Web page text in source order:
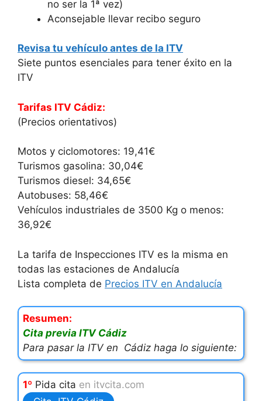
no ser la 1ª vez)
Aconsejable llevar recibo seguro
Revisa tu vehículo antes de la ITV
Siete puntos esenciales para tener éxito en la
ITV
Tarifas ITV Cádiz:
(Precios orientativos)
Motos y ciclomotores: 19,41€
Turismos gasolina: 30,04€
Turismos diesel: 34,65€
Autobuses: 58,46€
Vehículos industriales de 3500 Kg o menos:
36,92€
La tarifa de Inspecciones ITV es la misma en
todas las estaciones de Andalucía
Lista completa de Precios ITV en Andalucía
Resumen:
Cita previa ITV Cádiz
Para pasar la ITV en Cádiz haga lo siguiente:
1º Pida cita en itvcita.com